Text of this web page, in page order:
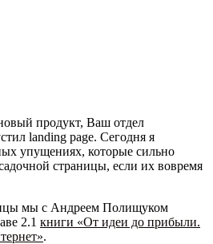
продукт, Ваш отдел
landing page. Сегодня я
упущениях, которые сильно
страницы, если их вовремя
мы с Андреем Полищуком
2.1 книги «От идеи до прибыли.
.